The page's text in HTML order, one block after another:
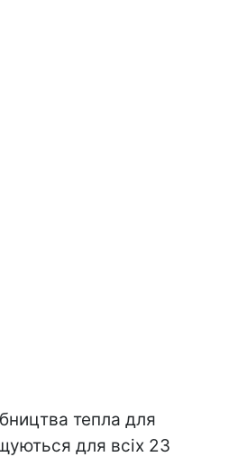
тепла для
для всіх 23